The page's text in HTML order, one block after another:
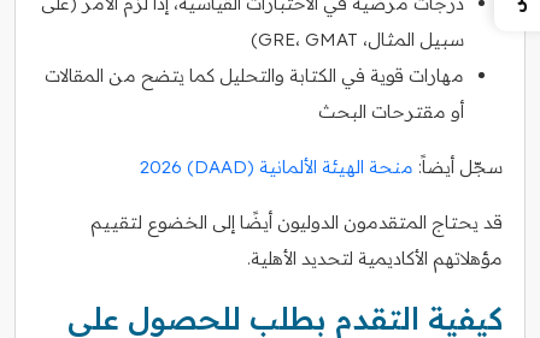
سبيل المثال، GRE، GMAT)
مهارات قوية في الكتابة والتحليل كما يتضح من المقالات
أو مقترحات البحث
سجّل أيضاً: منحة الهيئة الألمانية (DAAD) 2026
قد يحتاج المتقدمون الدوليون أيضًا إلى الخضوع لتقييم
مؤهلاتهم الأكاديمية لتحديد الأهلية.
كيفية التقدم بطلب للحصول على